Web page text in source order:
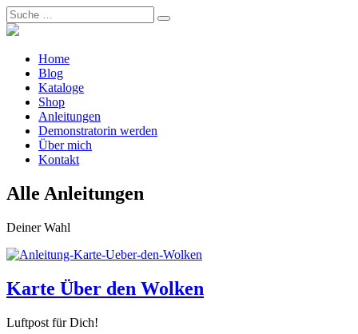
Home
Blog
Kataloge
Shop
Anleitungen
Demonstratorin werden
Über mich
Kontakt
Alle Anleitungen
Deiner Wahl
Karte Über den Wolken
Luftpost für Dich!